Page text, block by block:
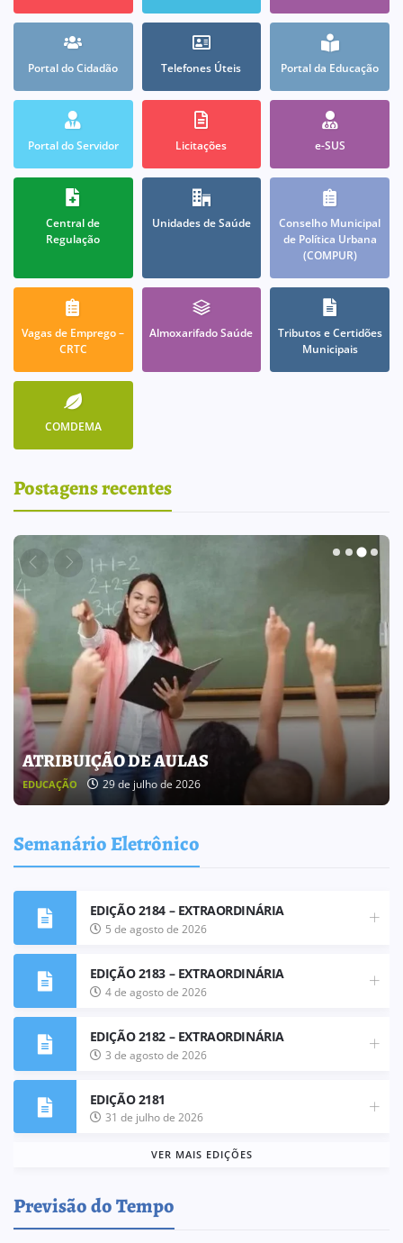
Portal do Cidadão Telefones Úteis Portal da Educação
Portal do Servidor Licitações e-SUS
Central de
Regulação
Unidades de Saúde
Conselho Municipal
de Política Urbana
(COMPUR)
Vagas de Emprego –
CRTC
Almoxarifado Saúde
Tributos e Certidões
Municipais
COMDEMA
Postagens recentes
BOLETIM INFORMATIVO 238
BOLETIM INFORMATIVO 25 de julho de 2026
Semanário Eletrônico
EDIÇÃO 2184 – EXTRAORDINÁRIA
5 de agosto de 2026
EDIÇÃO 2183 – EXTRAORDINÁRIA
4 de agosto de 2026
EDIÇÃO 2182 – EXTRAORDINÁRIA
3 de agosto de 2026
EDIÇÃO 2181
31 de julho de 2026
VER MAIS EDIÇÕES
Previsão do Tempo